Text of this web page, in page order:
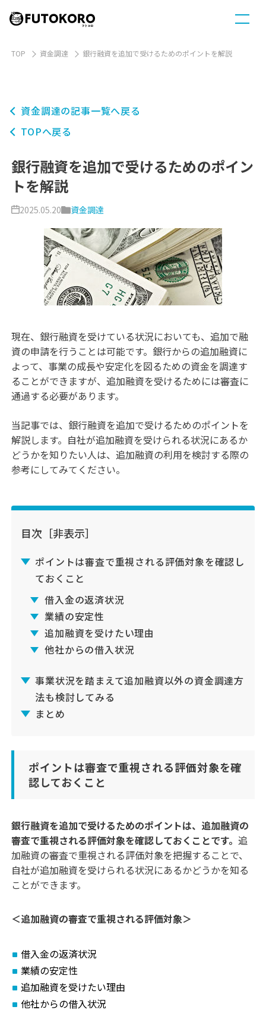
TOP 資金調達 銀行融資を追加で受けるためのポイントを解説
資金調達の記事一覧へ戻る
TOPへ戻る
銀行融資を追加で受けるためのポイン
トを解説
2025.05.20 資金調達
現在、銀行融資を受けている状況においても、追加で融
資の申請を行うことは可能です。銀行からの追加融資に
よって、事業の成長や安定化を図るための資金を調達す
ることができますが、追加融資を受けるためには審査に
通過する必要があります。
当記事では、銀行融資を追加で受けるためのポイントを
解説します。自社が追加融資を受けられる状況にあるか
どうかを知りたい人は、追加融資の利用を検討する際の
参考にしてみてください。
目次 ［非表示］
ポイントは審査で重視される評価対象を確認し
ておくこと
借入金の返済状況
業績の安定性
追加融資を受けたい理由
他社からの借入状況
事業状況を踏まえて追加融資以外の資金調達方
法も検討してみる
まとめ
ポイントは審査で重視される評価対象を確
認しておくこと
銀行融資を追加で受けるためのポイントは、追加融資の
審査で重視される評価対象を確認しておくことです。追
加融資の審査で重視される評価対象を把握することで、
自社が追加融資を受けられる状況にあるかどうかを知る
ことができます。
＜追加融資の審査で重視される評価対象＞
借入金の返済状況
業績の安定性
追加融資を受けたい理由
他社からの借入状況